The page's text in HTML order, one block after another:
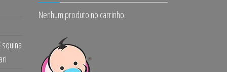
Nenhum produto no carrinho.